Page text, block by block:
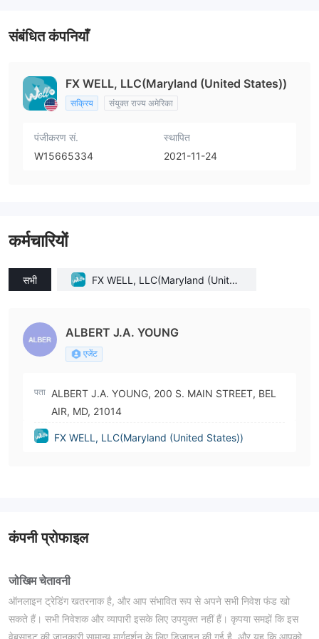
संबंधित कंपनियाँ
FX WELL, LLC(Maryland (United States))
सक्रिय संयुक्त राज्य अमेरिका
पंजीकरण सं.
W15665334
स्थापित
2021-11-24
कर्मचारियों
सभी
FX WELL, LLC(Maryland (United
ALBERT J.A. YOUNG
एजेंट
पता ALBERT J.A. YOUNG, 200 S. MAIN STREET, BEL
AIR, MD, 21014
FX WELL, LLC(Maryland (United States))
कंपनी प्रोफाइल
जोखिम चेतावनी
ऑनलाइन ट्रेडिंग खतरनाक है, और आप संभावित रूप से अपने सभी निवेश फंड खो
सकते हैं। सभी निवेशक और व्यापारी इसके लिए उपयुक्त नहीं हैं। कृपया समझें कि इस